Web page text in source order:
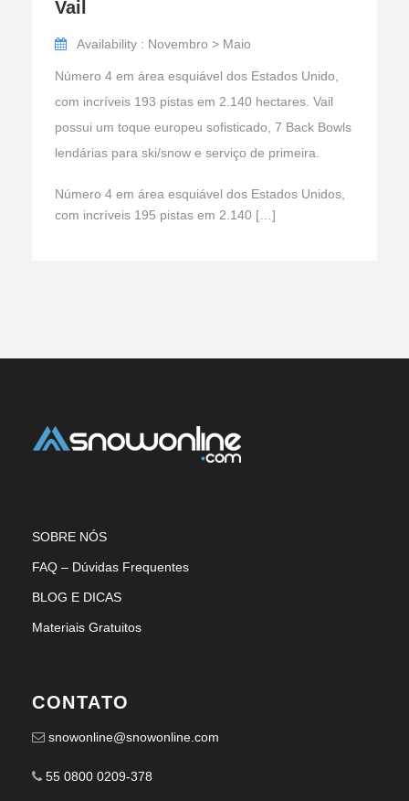
Vail
Availability : Novembro > Maio
Número 4 em área esquiável dos Estados Unido,
com incríveis 193 pistas em 2.140 hectares. Vail
possui um toque europeu sofisticado, 7 Back Bowls
lendárias para ski/snow e serviço de primeira.
Número 4 em área esquiável dos Estados Unidos,
com incríveis 195 pistas em 2.140 […]
SOBRE NÓS
FAQ – Dúvidas Frequentes
BLOG E DICAS
Materiais Gratuitos
CONTATO
snowonline@snowonline.com
55 0800 0209-378